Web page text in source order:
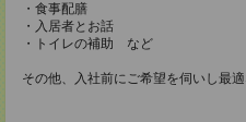
・食事配膳
・入居者とお話
・トイレの補助 など
その他、入社前にご希望を伺いし最